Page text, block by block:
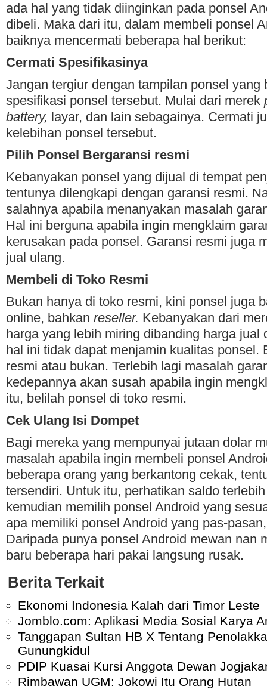
ada hal yang tidak diinginkan pada ponsel
dibeli. Maka dari itu, dalam membeli ponsel
baiknya mencermati beberapa hal berikut:
Cermati Spesifikasinya
Jangan tergiur dengan tampilan ponsel yang
spesifikasi ponsel tersebut. Mulai dari merek
battery, layar, dan lain sebagainya. Cermati
kelebihan ponsel tersebut.
Pilih Ponsel Bergaransi resmi
Kebanyakan ponsel yang dijual di tempat
tentunya dilengkapi dengan garansi resmi.
salahnya apabila menanyakan masalah
Hal ini berguna apabila ingin mengklaim
kerusakan pada ponsel. Garansi resmi juga
jual ulang.
Membeli di Toko Resmi
Bukan hanya di toko resmi, kini ponsel juga
online, bahkan reseller. Kebanyakan dari
harga yang lebih miring dibanding harga jual
hal ini tidak dapat menjamin kualitas ponsel.
resmi atau bukan. Terlebih lagi masalah
kedepannya akan susah apabila ingin
itu, belilah ponsel di toko resmi.
Cek Ulang Isi Dompet
Bagi mereka yang mempunyai jutaan dolar
masalah apabila ingin membeli ponsel
beberapa orang yang berkantong cekak,
tersendiri. Untuk itu, perhatikan saldo
kemudian memilih ponsel Android yang
apa memiliki ponsel Android yang pas-
Daripada punya ponsel Android mewan nan
baru beberapa hari pakai langsung rusak.
Berita Terkait
Ekonomi Indonesia Kalah dari Timor Leste
Jomblo.com: Aplikasi Media Sosial Karya
Tanggapan Sultan HB X Tentang
Gunungkidul
PDIP Kuasai Kursi Anggota Dewan
Rimbawan UGM: Jokowi Itu Orang Hutan